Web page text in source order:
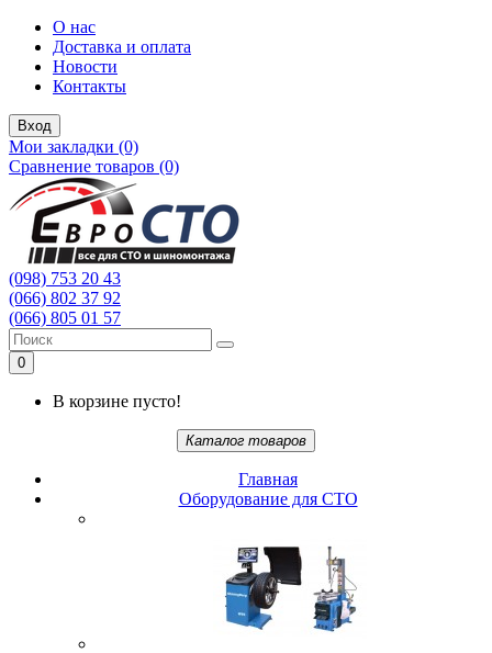
О нас
Доставка и оплата
Новости
Контакты
Вход
Мои закладки (0)
Сравнение товаров (0)
(098) 753 20 43
(066) 802 37 92
(066) 805 01 57
0
В корзине пусто!
Каталог товаров
Главная
Oбopудoвaниe для CTO